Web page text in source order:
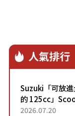
人氣排行
Suzuki「可放
的 125cc」
目！採用全新流
2026.07.20